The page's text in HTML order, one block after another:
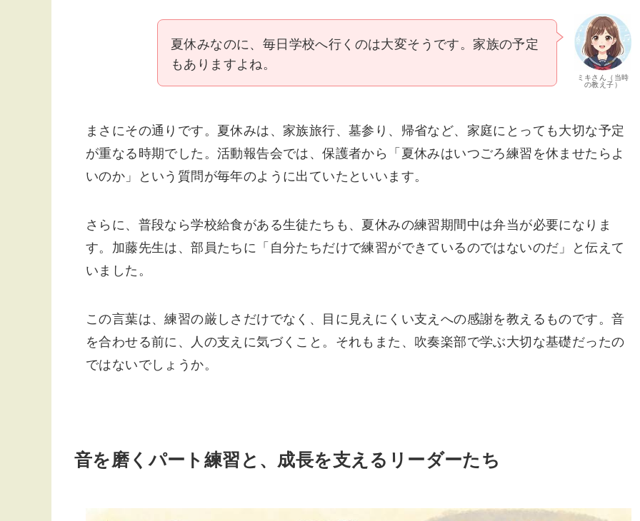
ミキさん（当時
の教え子）
夏休みなのに、毎日学校へ行くのは大変そうです。家族の予定
もありますよね。
まさにその通りです。夏休みは、家族旅行、墓参り、帰省など、家庭にとっても大切な予定
が重なる時期でした。活動報告会では、保護者から「夏休みはいつごろ練習を休ませたらよ
いのか」という質問が毎年のように出ていたといいます。
さらに、普段なら学校給食がある生徒たちも、夏休みの練習期間中は弁当が必要になりま
す。加藤先生は、部員たちに「自分たちだけで練習ができているのではないのだ」と伝えて
いました。
この言葉は、練習の厳しさだけでなく、目に見えにくい支えへの感謝を教えるものです。音
を合わせる前に、人の支えに気づくこと。それもまた、吹奏楽部で学ぶ大切な基礎だったの
ではないでしょうか。
音を磨くパート練習と、成長を支えるリーダーたち